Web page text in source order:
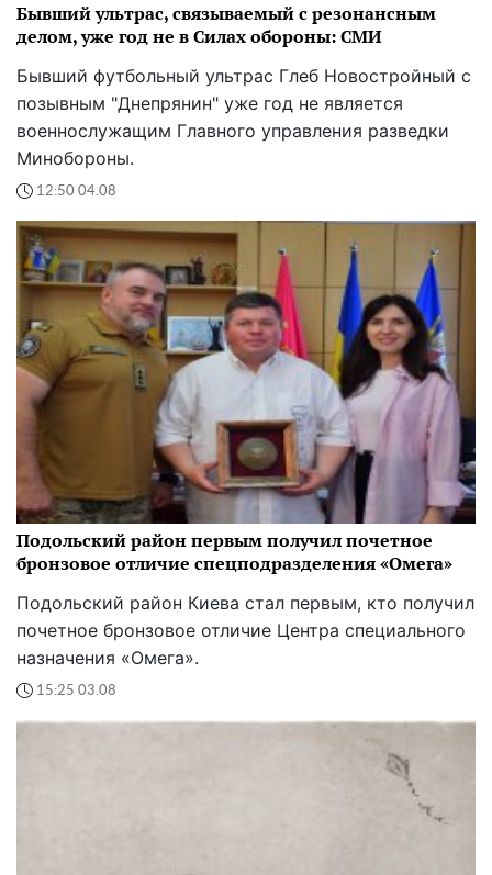
Бывший ультрас, связываемый с резонансным
делом, уже год не в Силах обороны: СМИ
Бывший футбольный ультрас Глеб Новостройный с
позывным "Днепрянин" уже год не является
военнослужащим Главного управления разведки
Минобороны.
12:50 04.08
Подольский район первым получил почетное
бронзовое отличие спецподразделения «Омега»
Подольский район Киева стал первым, кто получил
почетное бронзовое отличие Центра специального
назначения «Омега».
15:25 03.08